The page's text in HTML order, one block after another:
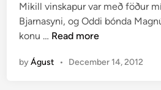
e
d
i
Mikill vinskapur var með föður
Bjarnasyni, og Oddi bónda
konu … S
ó
Read more
byÁgust • December 14, 2012